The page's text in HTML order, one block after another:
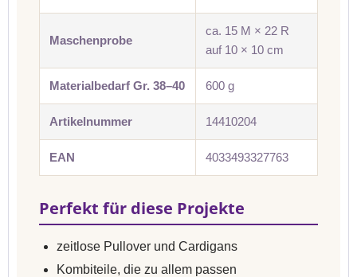
Maschenprobe
ca. 15 M × 22 R
auf 10 × 10 cm
Materialbedarf Gr. 38–40 600 g
Artikelnummer 14410204
EAN 4033493327763
Perfekt für diese Projekte
zeitlose Pullover und Cardigans
Kombiteile, die zu allem passen